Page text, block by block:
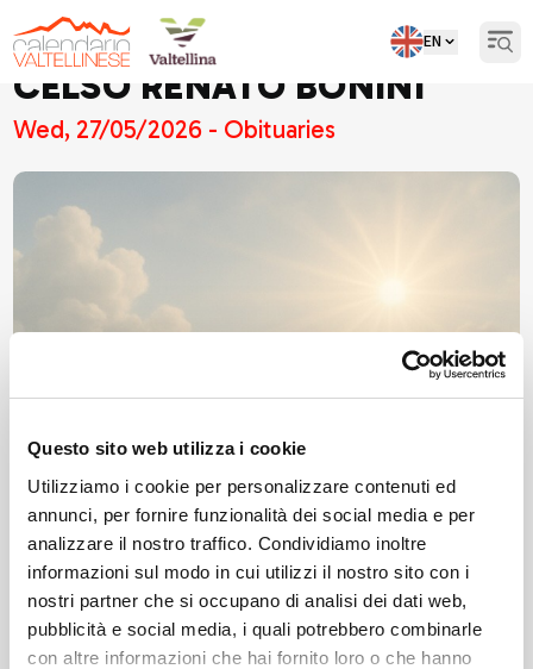
Questo sito web utilizza i cookie
Utilizziamo i cookie per personalizzare contenuti ed
annunci, per fornire funzionalità dei social media e per
analizzare il nostro traffico. Condividiamo inoltre
informazioni sul modo in cui utilizzi il nostro sito con i
nostri partner che si occupano di analisi dei dati web,
pubblicità e social media, i quali potrebbero combinarle
con altre informazioni che hai fornito loro o che hanno
EN
CELSO RENATO BONINI
Wed, 27/05/2026 - Obituaries